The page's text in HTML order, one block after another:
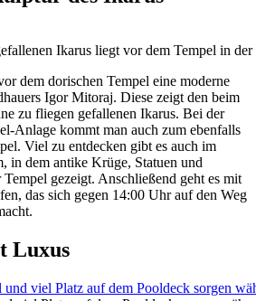
Ikarus liegt vor dem Tempel in
dem dorischen Tempel eine moderne
Igor Mitoraj. Diese zeigt den beim
zu fliegen gefallenen Ikarus. Bei der
Anlage kommt man auch zum ebenfalls
Viel zu entdecken gibt es auch im
in dem antike Krüge, Statuen und
gezeigt. Anschließend geht es mit
das sich gegen 14:00 Uhr auf den Weg
Luxus